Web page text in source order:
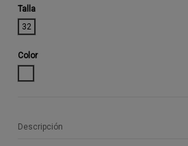
Talla
32
Color
Descripción